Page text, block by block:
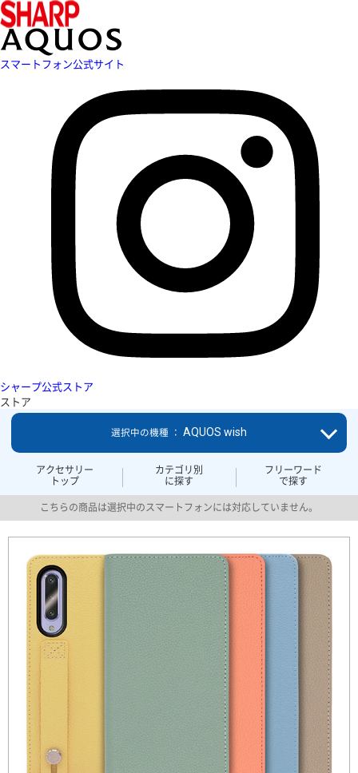
スマートフォン公式サイト
シャープ公式ストア
ストア
アクセサリー
トップ
カテゴリ別
に探す
フリーワード
で探す
選択中の機種 ： AQUOS wish
こちらの商品は選択中のスマートフォンには対応していません。